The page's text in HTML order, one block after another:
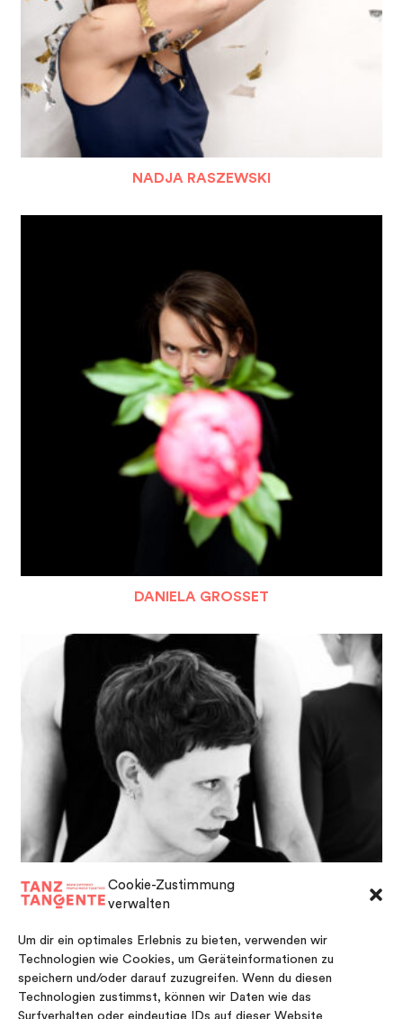
Cookie-Zustimmung
verwalten
Um dir ein optimales Erlebnis zu bieten, verwenden wir
Technologien wie Cookies, um Geräteinformationen zu
speichern und/oder darauf zuzugreifen. Wenn du diesen
Technologien zustimmst, können wir Daten wie das
Surfverhalten oder eindeutige IDs auf dieser Website
NADJA RASZEWSKI
DANIELA GROSSET
JULIANE WABNITZ